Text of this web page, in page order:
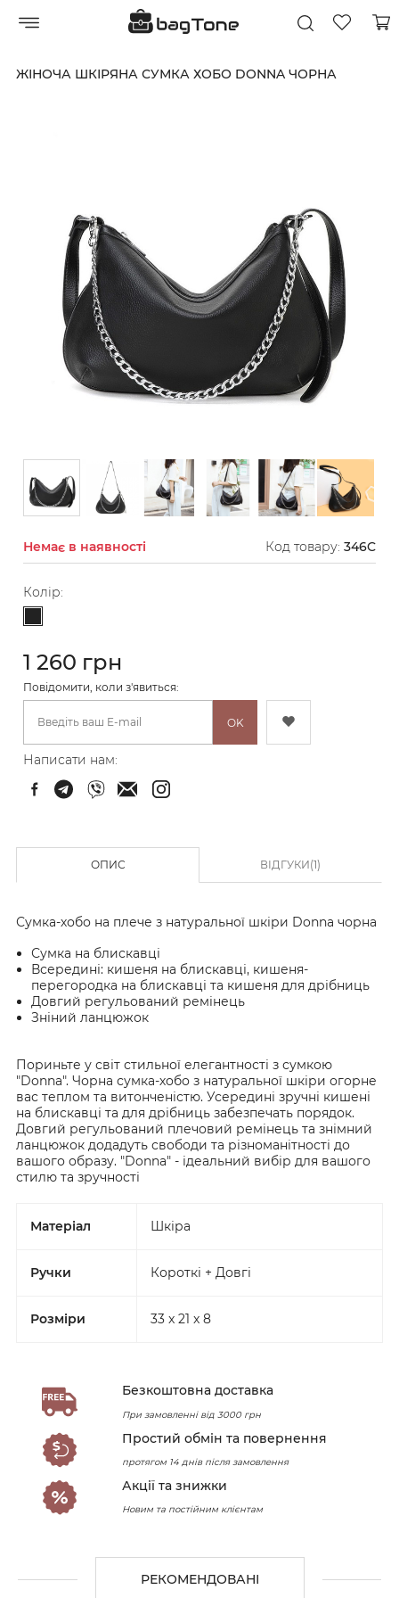
ЖІНОЧА ШКІРЯНА СУМКА ХОБО DONNA ЧОРНА
Немає в наявності Код товару: 346C
Колір:
1 260 грн
Повідомити, коли з'явиться:
OK
Написати нам:
ОПИС ВІДГУКИ(1)
Сумка-хобо на плече з натуральної шкіри Donna чорна
Сумка на блискавці
Всередині: кишеня на блискавці, кишеня-
перегородка на блискавці та кишеня для дрібниць
Довгий регульований ремінець
Зніний ланцюжок
Пориньте у світ стильної елегантності з сумкою
"Donna". Чорна сумка-хобо з натуральної шкіри огорне
вас теплом та витонченістю. Усередині зручні кишені
на блискавці та для дрібниць забезпечать порядок.
Довгий регульований плечовий ремінець та знімний
ланцюжок додадуть свободи та різноманітності до
вашого образу. "Donna" - ідеальний вибір для вашого
стилю та зручності
Матеріал Шкіра
Ручки Короткі + Довгі
Розміри 33 x 21 x 8
Безкоштовна доставка
При замовленні від 3000 грн
Простий обмін та повернення
протягом 14 днів після замовлення
Акції та знижки
Новим та постійним клієнтам
РЕКОМЕНДОВАНІ